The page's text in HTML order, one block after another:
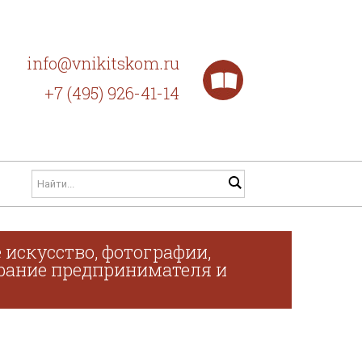
info@vnikitskom.ru
+7 (495) 926-41-14
фотографии,
предпринимателя и